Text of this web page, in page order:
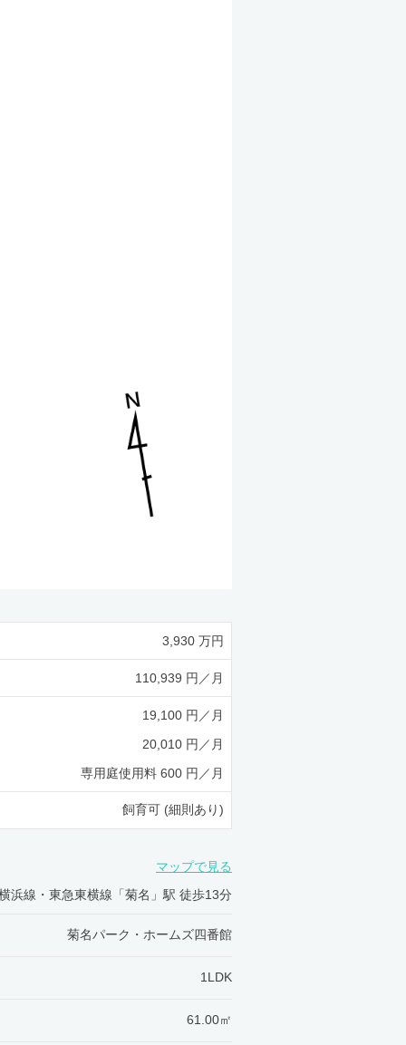
3,930 万円
110,939 円／月
19,100 円／月
20,010 円／月
専用庭使用料 600 円／月
飼育可 (細則あり)
マップで見る
浜線・東急東横線「菊名」駅 徒歩13分
菊名パーク・ホームズ四番館
1LDK
61.00㎡